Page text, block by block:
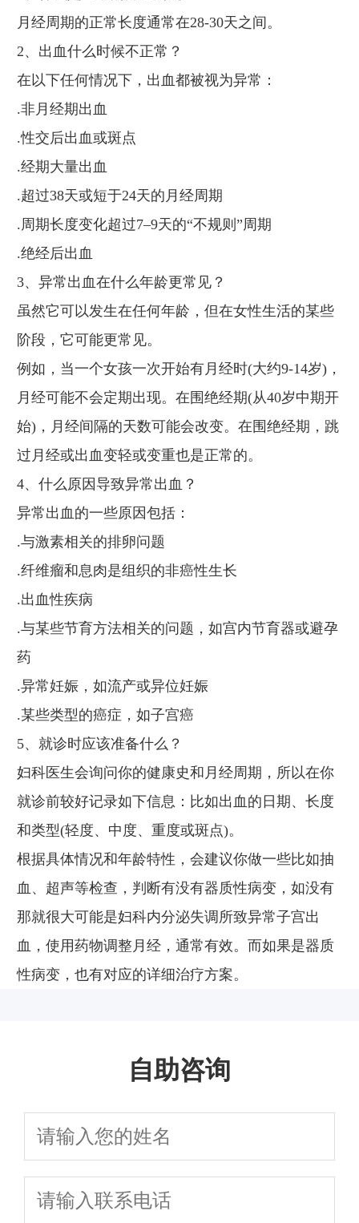
月经周期的正常长度通常在28-30天之间。
2、出血什么时候不正常？
在以下任何情况下，出血都被视为异常：
.非月经期出血
.性交后出血或斑点
.经期大量出血
.超过38天或短于24天的月经周期
.周期长度变化超过7–9天的“不规则”周期
.绝经后出血
3、异常出血在什么年龄更常见？
虽然它可以发生在任何年龄，但在女性生活的某些
阶段，它可能更常见。
例如，当一个女孩一次开始有月经时(大约9-14岁)，
月经可能不会定期出现。在围绝经期(从40岁中期开
始)，月经间隔的天数可能会改变。在围绝经期，跳
过月经或出血变轻或变重也是正常的。
4、什么原因导致异常出血？
异常出血的一些原因包括：
.与激素相关的排卵问题
.纤维瘤和息肉是组织的非癌性生长
.出血性疾病
.与某些节育方法相关的问题，如宫内节育器或避孕
药
.异常妊娠，如流产或异位妊娠
.某些类型的癌症，如子宫癌
5、就诊时应该准备什么？
妇科医生会询问你的健康史和月经周期，所以在你
就诊前较好记录如下信息：比如出血的日期、长度
和类型(轻度、中度、重度或斑点)。
根据具体情况和年龄特性，会建议你做一些比如抽
血、超声等检查，判断有没有器质性病变，如没有
那就很大可能是妇科内分泌失调所致异常子宫出
血，使用药物调整月经，通常有效。而如果是器质
性病变，也有对应的详细治疗方案。
自助咨询